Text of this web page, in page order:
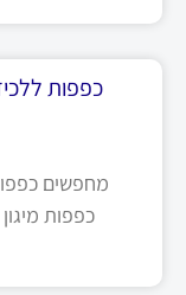
כפפות
מחפשים
כפפות